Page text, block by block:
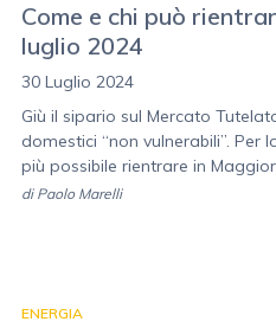
Come e chi può
luglio 2024
30 Luglio 2024
Giù il sipario sul Mercato
domestici “non vulnerabili”. Per
più possibile rientrare in
di Paolo Marelli
ENERGIA